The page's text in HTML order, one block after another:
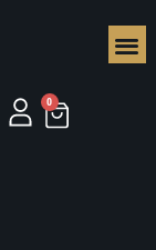
0